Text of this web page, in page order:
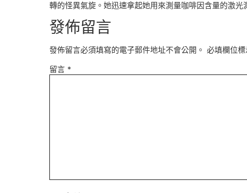
轉的怪異氣旋。她迅速拿起她用來測量咖啡因含量的激
發佈留言
發佈留言必須填寫的電子郵件地址不會公開。 必填欄位
留言 *